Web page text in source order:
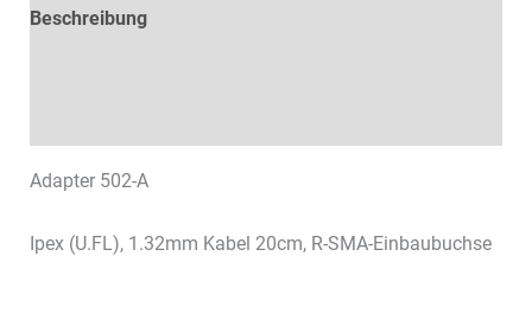
Beschreibung
Adapter 502-A
Ipex (U.FL), 1.32mm Kabel 20cm, R-SMA-Einbaubuchse